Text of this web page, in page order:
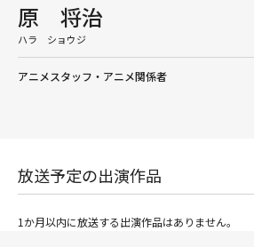
原 将治
ハラ ショウジ
アニメスタッフ・アニメ関係者
放送予定の出演作品
1か月以内に放送する出演作品はありません。